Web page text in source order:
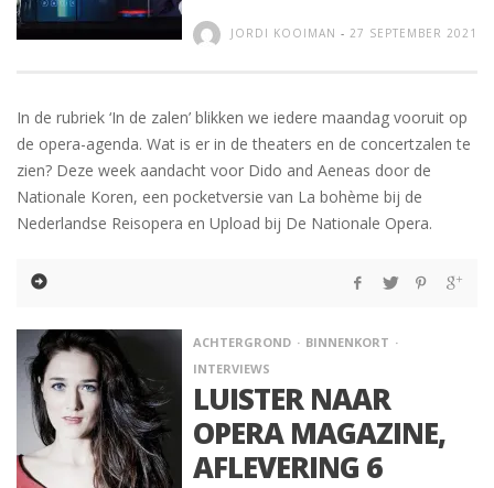
JORDI KOOIMAN - 27 SEPTEMBER 2021
In de rubriek ‘In de zalen’ blikken we iedere maandag vooruit op
de opera-agenda. Wat is er in de theaters en de concertzalen te
zien? Deze week aandacht voor Dido and Aeneas door de
Nationale Koren, een pocketversie van La bohème bij de
Nederlandse Reisopera en Upload bij De Nationale Opera.
ACHTERGROND
BINNENKORT
INTERVIEWS
LUISTER NAAR
OPERA MAGAZINE,
AFLEVERING 6